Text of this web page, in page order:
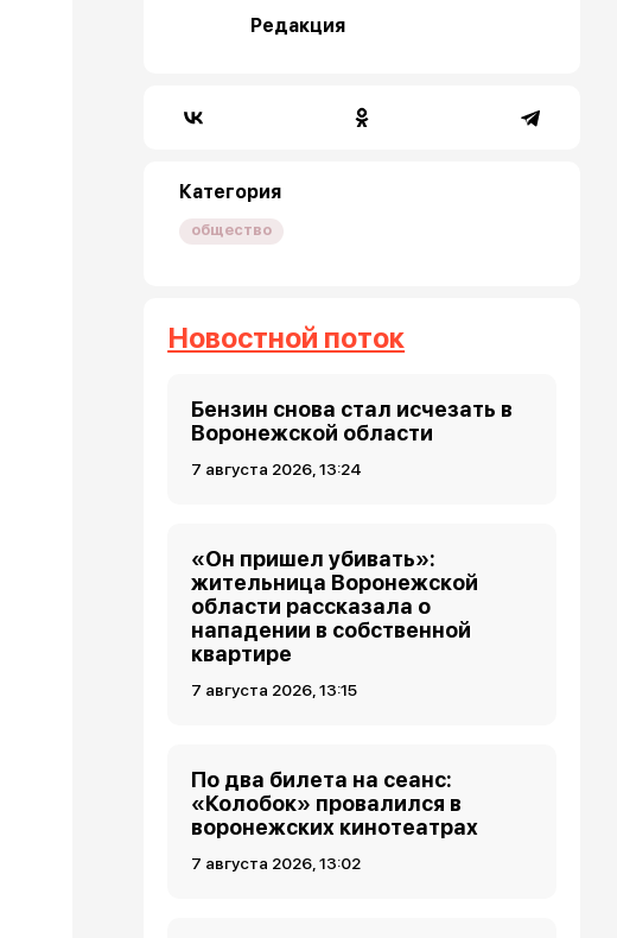
Редакция
Категория
общество
Новостной поток
Бензин снова стал исчезать в
Воронежской области
7 августа 2026, 13:24
«Он пришел убивать»:
жительница Воронежской
области рассказала о
нападении в собственной
квартире
7 августа 2026, 13:15
По два билета на сеанс:
«Колобок» провалился в
воронежских кинотеатрах
7 августа 2026, 13:02